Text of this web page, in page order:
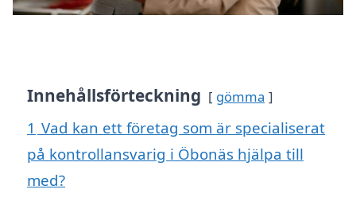
Innehållsförteckning gömma
1 Vad kan ett företag som är specialiserat
på kontrollansvarig i Öbonäs hjälpa till
med?